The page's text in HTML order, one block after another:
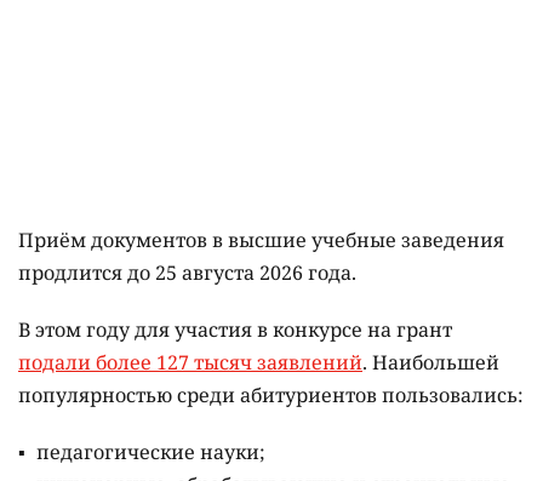
Приём документов в высшие учебные заведения
продлится до 25 августа 2026 года.
В этом году для участия в конкурсе на грант
подали более 127 тысяч заявлений. Наибольшей
популярностью среди абитуриентов пользовались:
педагогические науки;